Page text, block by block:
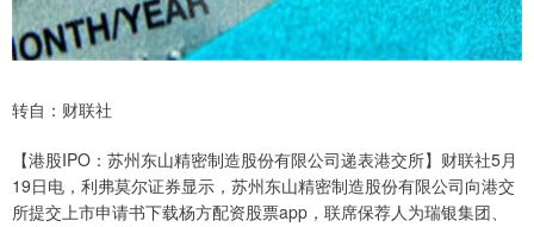
转自：财联社
【港股IPO：苏州东山精密制造股份有限公司递表港交所】财联社5月
19日电，利弗莫尔证券显示，苏州东山精密制造股份有限公司向港交
所提交上市申请书下载杨方配资股票app，联席保荐人为瑞银集团、